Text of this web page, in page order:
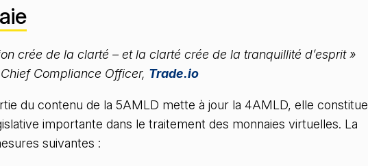
crée de la clarté – et la clarté crée de la tranquillité d’esprit »
Compliance Officer, Trade.io
du contenu de la 5AMLD mette à jour la 4AMLD, elle constitue
importante dans le traitement des monnaies virtuelles. La
suivantes :